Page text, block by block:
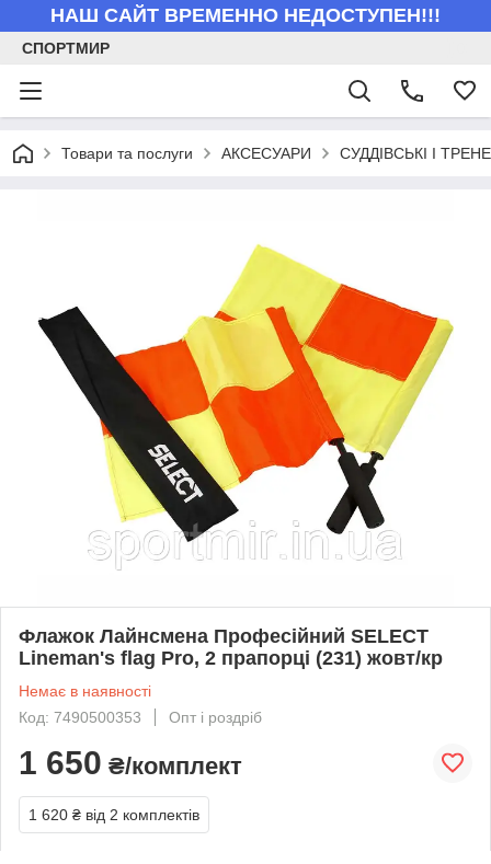
НАШ САЙТ ВРЕМЕННО НЕДОСТУПЕН!!!
СПОРТМИР
Товари та послуги АКСЕСУАРИ СУДДІВСЬКІ І
Флажок Лайнсмена Професійний SELECT
Lineman's flag Pro, 2 прапорці (231) жовт/кр
Немає в наявності
Код: 7490500353
Опт і роздріб
1 650 ₴/комплект
1 620 ₴ від 2 комплектів